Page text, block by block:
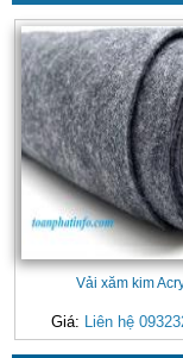
Vải xăm kim
Giá: Liên hệ